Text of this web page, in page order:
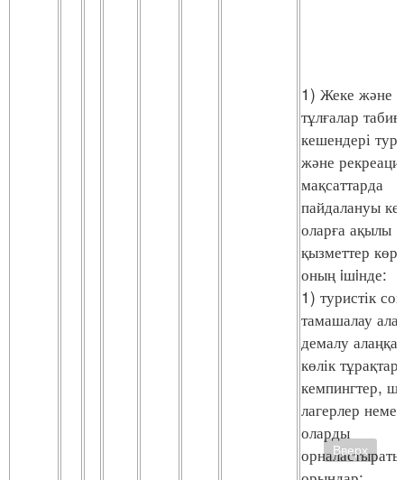
1) Жеке және
тұлғалар
кешендері
және
мақсаттарда
пайдалануы
оларға ақылы
қызметтер
оның iшiнде:
1) туристік
тамашалау
демалу
көлік
кемпингтер,
лагерлер
оларды
Вверх